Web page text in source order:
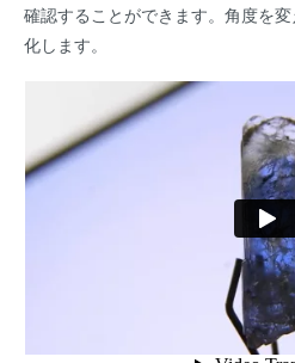
確認することができます。角度を
化します。